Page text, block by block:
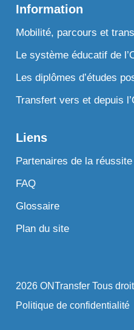
Information
Mobilité, parcours et
Le système éducatif de
Les diplômes d’études
Transfert vers et depuis
Liens
Partenaires de la
FAQ
Glossaire
Plan du site
2026 ONTransfer Tous
Politique de confidentialité